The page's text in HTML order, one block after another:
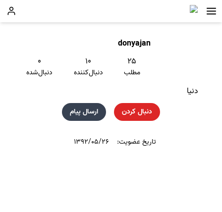
donyajan
۲۵
مطلب
۱۰
دنبال‌کننده
۰
دنبال‌شده
دنیا
دنبال کردن ارسال پیام
تاریخ عضویت: ۱۳۹۲/۰۵/۲۶